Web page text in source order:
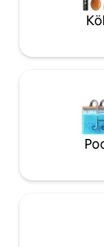
över-badkar
våningen
tvättmaskin
stolar och på
staden och
kyrkan San
Takvåningen
torktumlare och
kan kontakta